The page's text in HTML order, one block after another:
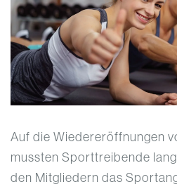
Auf die Wiedereröffnungen
mussten Sporttreibende
den Mitgliedern das